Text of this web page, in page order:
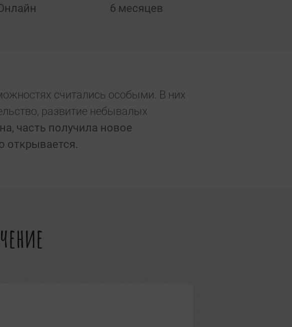
6 месяцев
считались особыми. В них
развитие небывалых
часть получила новое
открывается.